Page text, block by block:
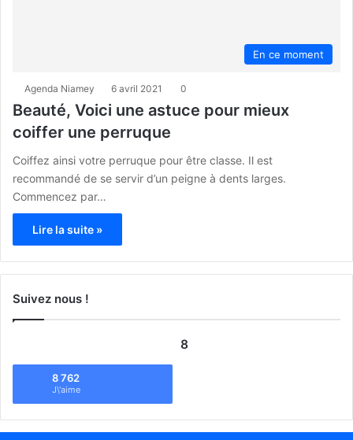
En ce moment
Agenda Niamey 6 avril 2021 0
Beauté, Voici une astuce pour mieux
coiffer une perruque
Coiffez ainsi votre perruque pour être classe. Il est
recommandé de se servir d’un peigne à dents larges.
Commencez par…
Lire la suite »
Suivez nous !
8
8 762
J\'aime